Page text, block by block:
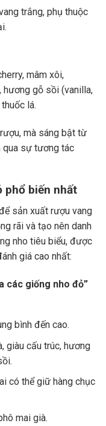
trắng, phụ thuộc
mâm xôi,
hương gỗ sồi (vanilla,
lá.
mà sáng bật từ
qua sự tương tác
phổ biến nhất
sản xuất rượu vang
rãi và tạo nên danh
nho tiêu biểu, được
giá cao nhất:
các giống nho đỏ”
bình đến cao.
giàu cấu trúc, hương
có thể giữ hàng chục
mai già.